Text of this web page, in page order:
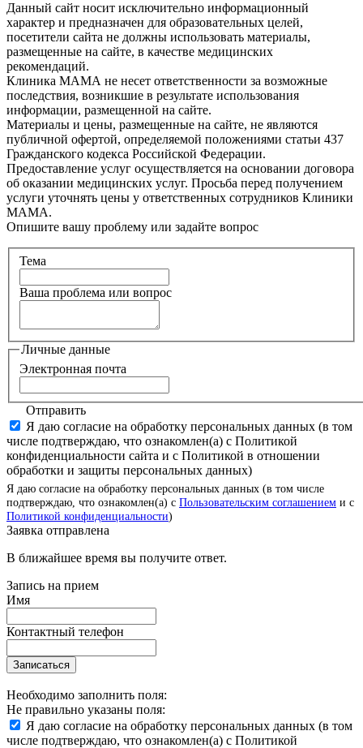
Данный сайт носит исключительно информационный
характер и предназначен для образовательных целей,
посетители сайта не должны использовать материалы,
размещенные на сайте, в качестве медицинских
рекомендаций.
Клиника МАМА не несет ответственности за возможные
последствия, возникшие в результате использования
информации, размещенной на сайте.
Материалы и цены, размещенные на сайте, не являются
публичной офертой, определяемой положениями статьи 437
Гражданского кодекса Российской Федерации.
Предоставление услуг осуществляется на основании договора
об оказании медицинских услуг. Просьба перед получением
услуги уточнять цены у ответственных сотрудников Клиники
МАМА.
Опишите вашу проблему или задайте вопрос
Тема
Ваша проблема или вопрос
Личные данные
Электронная почта
Отправить
Я даю согласие на обработку персональных данных (в том
числе подтверждаю, что ознакомлен(а) с Политикой
конфиденциальности сайта и с Политикой в отношении
обработки и защиты персональных данных)
Я даю согласие на обработку персональных данных (в том числе
подтверждаю, что ознакомлен(а) с Пользовательским соглашением и с
Политикой конфиденциальности)
Заявка отправлена
В ближайшее время вы получите ответ.
Запись на прием
Имя
Контактный телефон
Записаться
Необходимо заполнить поля:
Не правильно указаны поля:
Я даю согласие на обработку персональных данных (в том
числе подтверждаю, что ознакомлен(а) с Политикой